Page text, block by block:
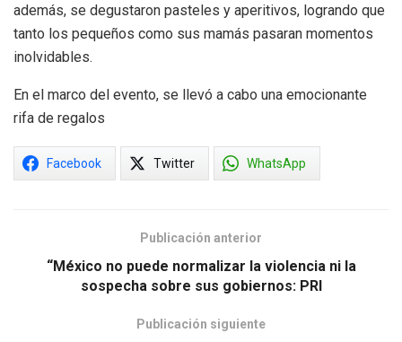
además, se degustaron pasteles y aperitivos, logrando que
tanto los pequeños como sus mamás pasaran momentos
inolvidables.
En el marco del evento, se llevó a cabo una emocionante
rifa de regalos
Facebook Twitter WhatsApp
Publicación anterior
“México no puede normalizar la violencia ni la
sospecha sobre sus gobiernos: PRI
Publicación siguiente